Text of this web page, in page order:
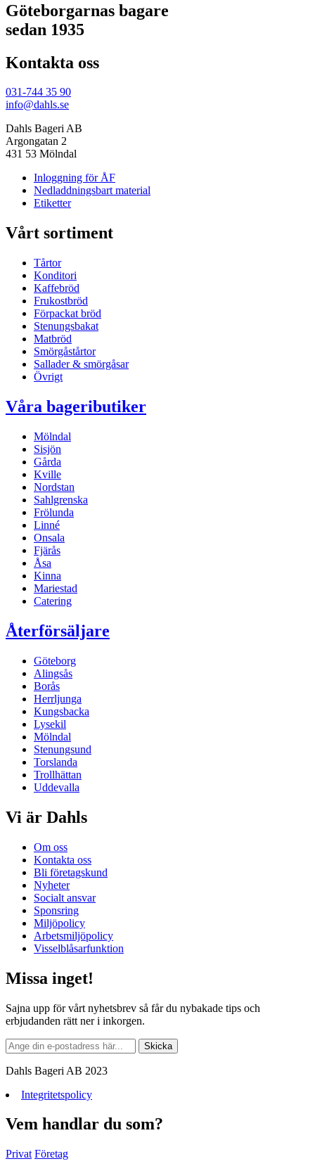
Göteborgarnas bagare
sedan 1935
Kontakta oss
031-744 35 90
info@dahls.se
Dahls Bageri AB
Argongatan 2
431 53 Mölndal
Inloggning för ÅF
Nedladdningsbart material
Etiketter
Vårt sortiment
Tårtor
Konditori
Kaffebröd
Frukostbröd
Förpackat bröd
Stenungsbakat
Matbröd
Smörgåstårtor
Sallader & smörgåsar
Övrigt
Våra bageributiker
Mölndal
Sisjön
Gårda
Kville
Nordstan
Sahlgrenska
Frölunda
Linné
Onsala
Fjärås
Åsa
Kinna
Mariestad
Catering
Återförsäljare
Göteborg
Alingsås
Borås
Herrljunga
Kungsbacka
Lysekil
Mölndal
Stenungsund
Torslanda
Trollhättan
Uddevalla
Vi är Dahls
Om oss
Kontakta oss
Bli företagskund
Nyheter
Socialt ansvar
Sponsring
Miljöpolicy
Arbetsmiljöpolicy
Visselblåsarfunktion
Missa inget!
Sajna upp för vårt nyhetsbrev så får du nybakade tips och
erbjudanden rätt ner i inkorgen.
Dahls Bageri AB 2023
Integritetspolicy
Vem handlar du som?
Privat Företag